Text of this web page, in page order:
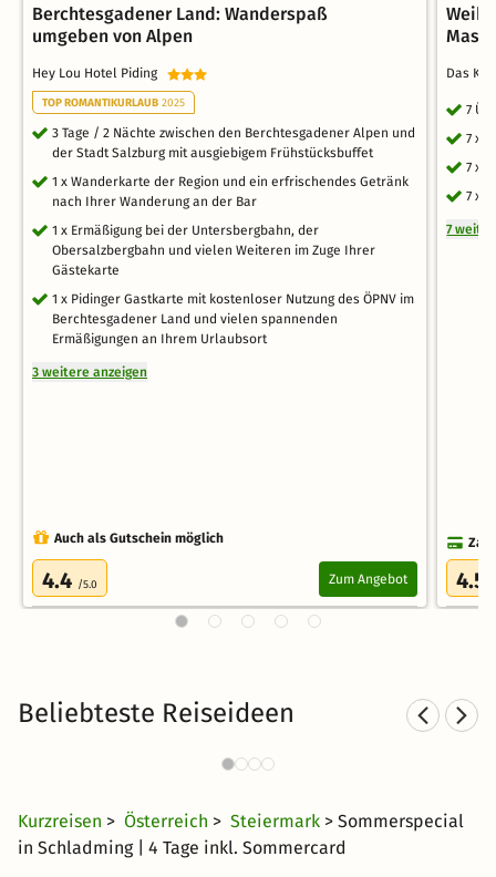
Berchtesgadener Land: Wanderspaß
umgeben von Alpen
Hey Lou Hotel Piding
TOP ROMANTIKURLAUB 2025
3 Tage / 2 Nächte zwischen den Berchtesgadener Alpen und
der Stadt Salzburg mit ausgiebigem Frühstücksbuffet
1 x Wanderkarte der Region und ein erfrischendes Getränk
nach Ihrer Wanderung an der Bar
1 x Ermäßigung bei der Untersbergbahn, der
Obersalzbergbahn und vielen Weiteren im Zuge Ihrer
Gästekarte
1 x Pidinger Gastkarte mit kostenloser Nutzung des ÖPNV im
Berchtesgadener Land und vielen spannenden
Ermäßigungen an Ihrem Urlaubsort
3 weitere anzeigen
Auch als Gutschein möglich
4.4 /5.0 Zum Angebot
Das
7
7 x
7 x
7 x
7
4.5
Beliebteste Reiseideen
Kurzurlaub in den Bergen
4423 Angebote
Kurzreisen > Österreich > Steiermark > Sommerspecial
in Schladming | 4 Tage inkl. Sommercard